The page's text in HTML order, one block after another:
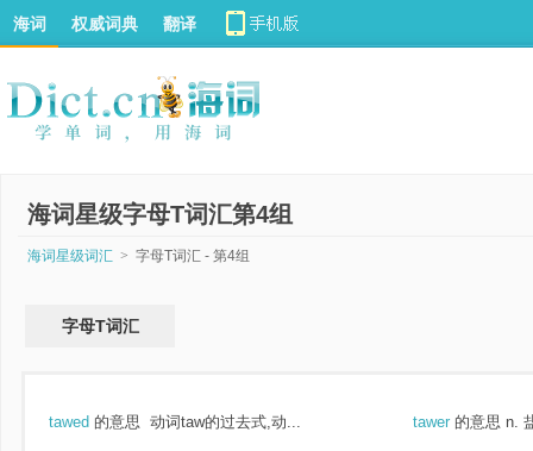
海词 权威词典 翻译
海词星级字母T词汇第4组
海词星级词汇 > 字母T词汇 - 第4组
字母T词汇
tawed 的意思 动词taw的过去式,动... tawer 的意思 n.